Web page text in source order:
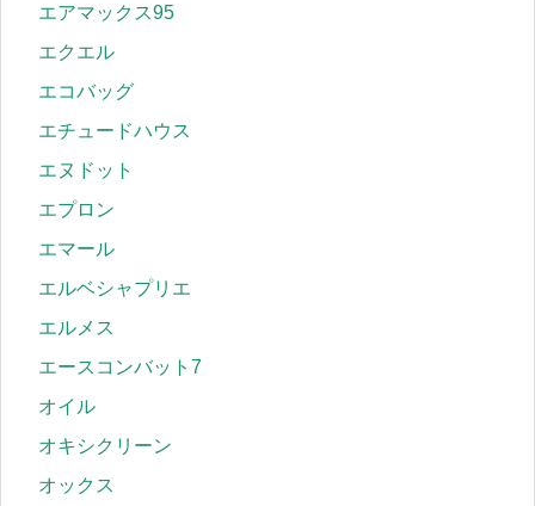
エアマックス95
エクエル
エコバッグ
エチュードハウス
エヌドット
エプロン
エマール
エルベシャプリエ
エルメス
エースコンバット7
オイル
オキシクリーン
オックス